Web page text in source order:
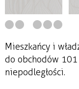
Mieszkańcy i
do obchodów 101
niepodległości.